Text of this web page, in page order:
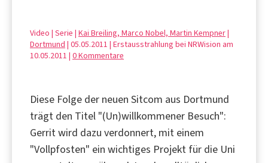
Video | Serie | Kai Breiling, Marco Nobel, Martin Kempner|
Dortmund | 05.05.2011 | Erstausstrahlung bei NRWision am
10.05.2011 | 0 Kommentare
Diese Folge der neuen Sitcom aus Dortmund
trägt den Titel "(Un)willkommener Besuch":
Gerrit wird dazu verdonnert, mit einem
"Vollpfosten" ein wichtiges Projekt für die Uni